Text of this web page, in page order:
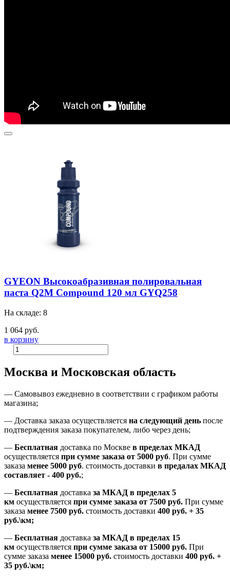
GYEON Высокоабразивная полировальная
паста Q2M Compound 120 мл GYQ258
На складе: 8
1 064 руб.
в корзину
Москва и Московская область
— Самовывоз ежедневно в соответствии с графиком работы
магазина;
— Доставка заказа осуществляется на следующий день после
подтверждения заказа покупателем, либо через день;
— Бесплатная доставка по Москве в пределах МКАД
осуществляется при сумме заказа от 5000 руб. При сумме
заказа менее 5000 руб. стоимость доставки в предалах МКАД
составляет - 400 руб.;
— Бесплатная доставка за МКАД в пределах 5
км осуществляется при сумме заказа от 7500 руб. При сумме
заказа менее 7500 руб. стоимость доставки 400 руб. + 35
руб.\км;
— Бесплатная доставка за МКАД в пределах 15
км осуществляется при сумме заказа от 15000 руб. При
сумме заказа менее 15000 руб. стоимость доставки 400 руб. +
35 руб.\км;